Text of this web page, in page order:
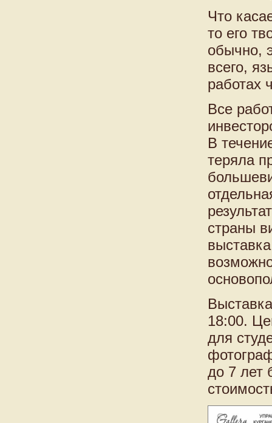
Что
то его
обычно,
всего,
работах
Все
В
теряла
страны
18:00.
для
до 7 лет